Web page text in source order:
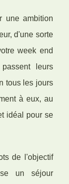
une ambition
d'une sorte
week end
leurs
tous les jours
à eux, au
idéal pour se
de l'objectif
un séjour